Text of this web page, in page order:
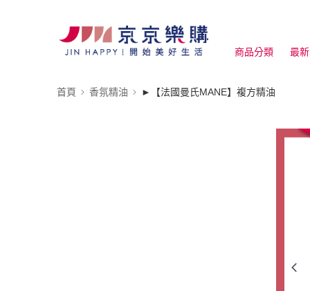
商品分類 最
首頁 香氛精油 ►【法國曼氏MANE】複方精油